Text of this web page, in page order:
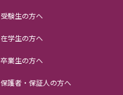
受験生の方へ
在学生の方へ
卒業生の方へ
保護者・保証人の方へ